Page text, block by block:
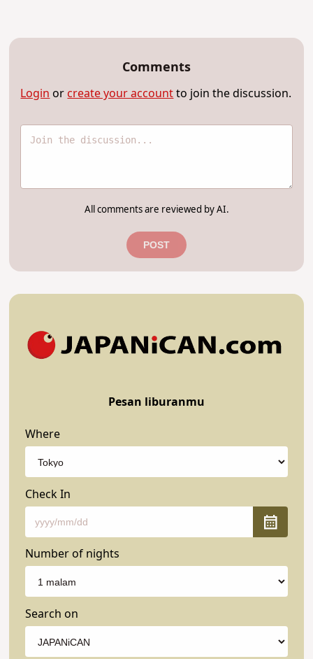
Comments
Loginorcreate your accountto join the discussion.
All comments are reviewed by AI.
POST
Pesan liburanmu
Where
Check In
Number of nights
Search on